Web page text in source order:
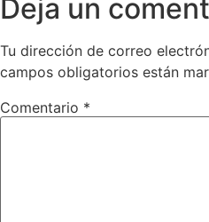
Deja un
Tu dirección de correo
campos obligatorios están
Comentario *